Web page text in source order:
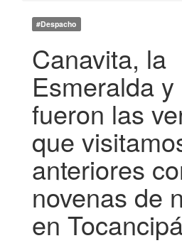
#Despacho
Canavita, la
Esmeralda
fueron las
que
anteriores
novenas de
en